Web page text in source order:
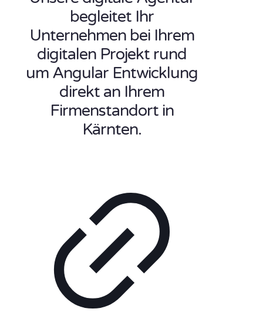
begleitet Ihr
Unternehmen bei Ihrem
digitalen Projekt rund
um Angular Entwicklung
direkt an Ihrem
Firmenstandort in
Kärnten.